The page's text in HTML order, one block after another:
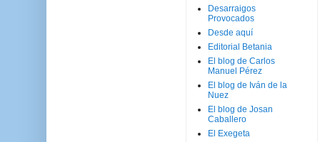
Desarraigos
Provocados
Desde aquí
Editorial Betania
El blog de Carlos
Manuel Pérez
El blog de Iván de la
Nuez
El blog de Josan
Caballero
El Exegeta